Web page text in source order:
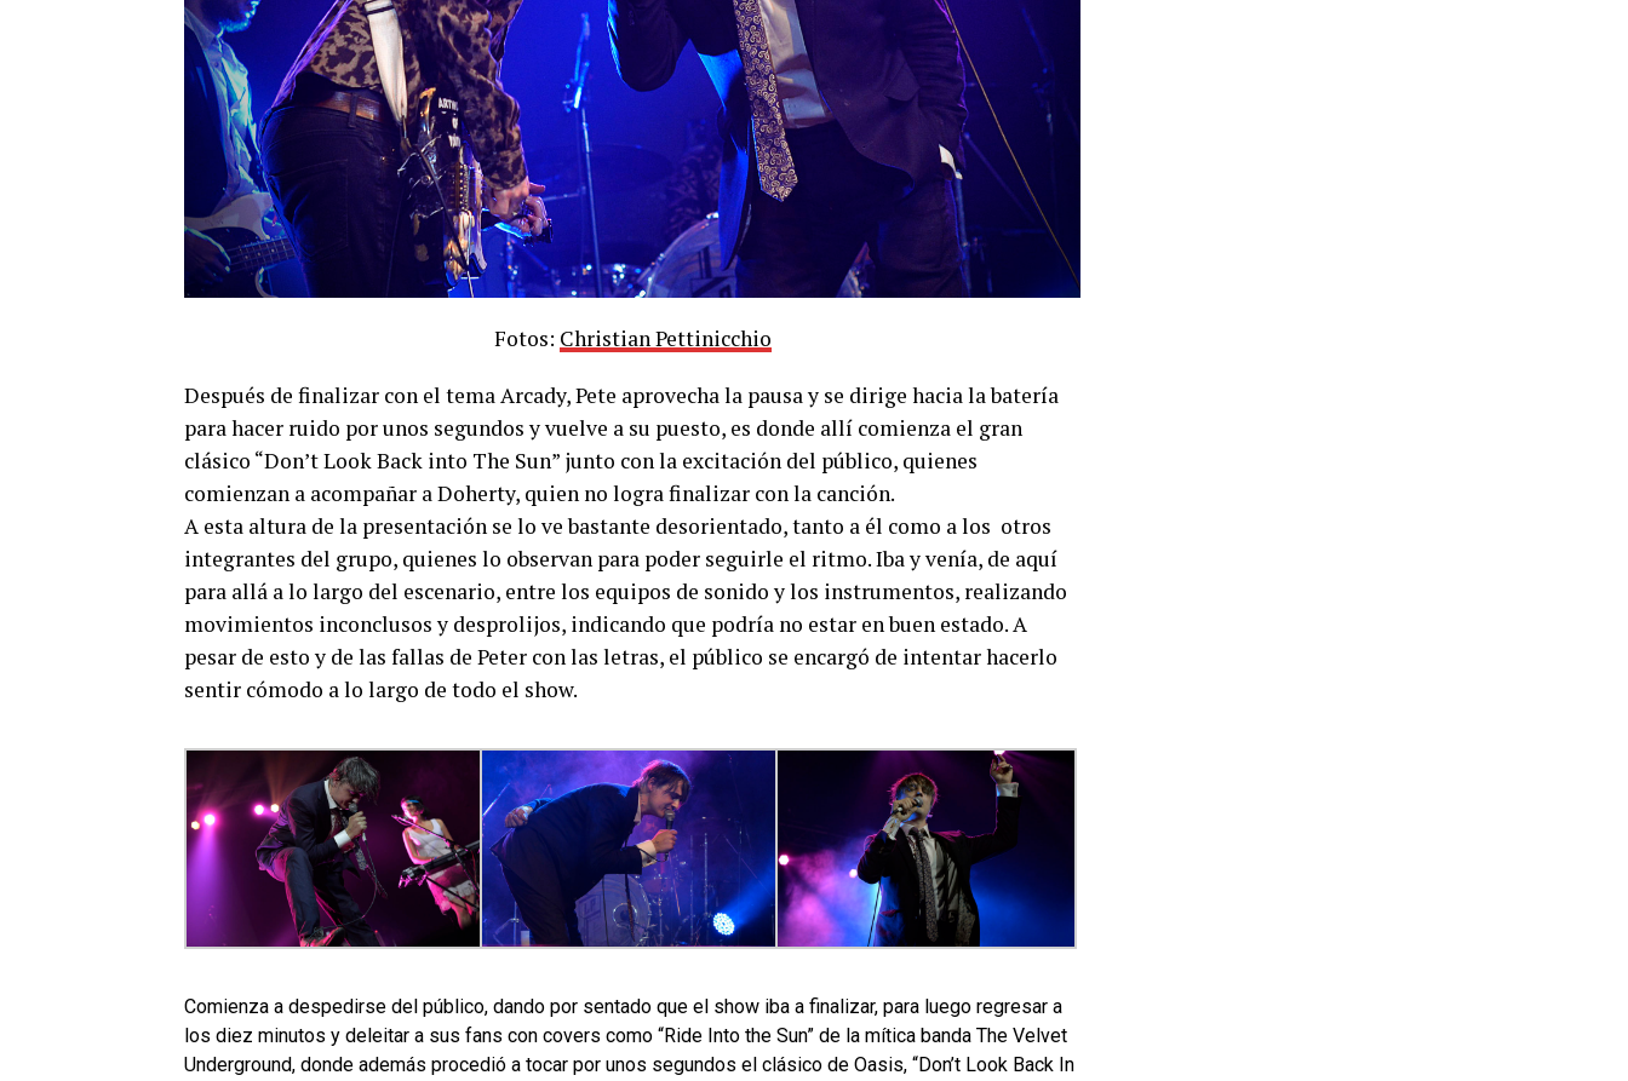
Fotos: Christian Pettinicchio
Después de finalizar con el tema Arcady, Pete aprovecha la pausa y se dirige hacia la batería
para hacer ruido por unos segundos y vuelve a su puesto, es donde allí comienza el gran
clásico “Don’t Look Back into The Sun” junto con la excitación del público, quienes
comienzan a acompañar a Doherty, quien no logra finalizar con la canción.
A esta altura de la presentación se lo ve bastante desorientado, tanto a él como a los otros
integrantes del grupo, quienes lo observan para poder seguirle el ritmo. Iba y venía, de aquí
para allá a lo largo del escenario, entre los equipos de sonido y los instrumentos, realizando
movimientos inconclusos y desprolijos, indicando que podría no estar en buen estado. A
pesar de esto y de las fallas de Peter con las letras, el público se encargó de intentar hacerlo
sentir cómodo a lo largo de todo el show.
Comienza a despedirse del público, dando por sentado que el show iba a finalizar, para luego regresar a
los diez minutos y deleitar a sus fans con covers como “Ride Into the Sun” de la mítica banda The Velvet
Underground, donde además procedió a tocar por unos segundos el clásico de Oasis, “Don’t Look Back In